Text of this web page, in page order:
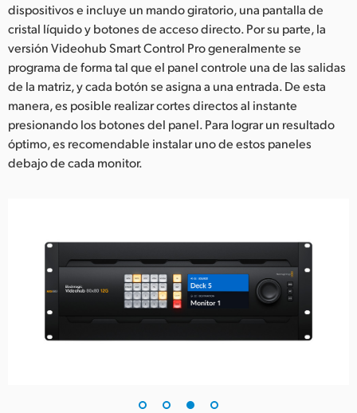
dispositivos e incluye un mando giratorio, una pantalla de
cristal líquido y botones de acceso directo. Por su parte, la
versión Videohub Smart Control Pro generalmente se
programa de forma tal que el panel controle una de las salidas
de la matriz, y cada botón se asigna a una entrada. De esta
manera, es posible realizar cortes directos al instante
presionando los botones del panel. Para lograr un resultado
óptimo, es recomendable instalar uno de estos paneles
debajo de cada monitor.